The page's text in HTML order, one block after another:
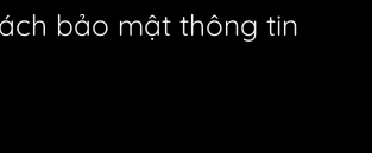
bảo mật thông tin